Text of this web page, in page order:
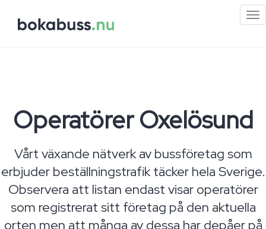
Operatörer Oxelösund
Vårt växande nätverk av bussföretag som
erbjuder beställningstrafik täcker hela Sverige.
Observera att listan endast visar operatörer
som registrerat sitt företag på den aktuella
orten men att många av dessa har depåer på